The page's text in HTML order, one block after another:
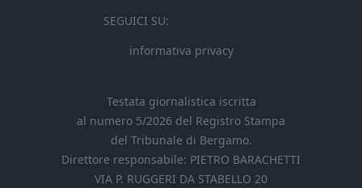
SEGUICI SU:
informativa privacy
Testata giornalistica iscritta
al numero 5/2026 del Registro Stampa
del Tribunale di Bergamo.
Direttore responsabile: PIETRO BARACHETTI
VIA P. RUGGERI DA STABELLO 20